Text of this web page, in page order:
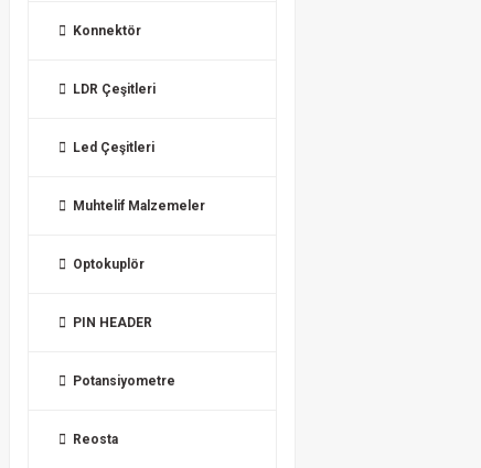
Konnektör
LDR Çeşitleri
Led Çeşitleri
Muhtelif Malzemeler
Optokuplör
PIN HEADER
Potansiyometre
Reosta